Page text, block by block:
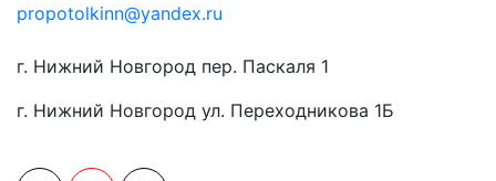
propotolkinn@yandex.ru
г. Нижний Новгород пер. Паскаля 1
г. Нижний Новгород ул. Переходникова 1Б